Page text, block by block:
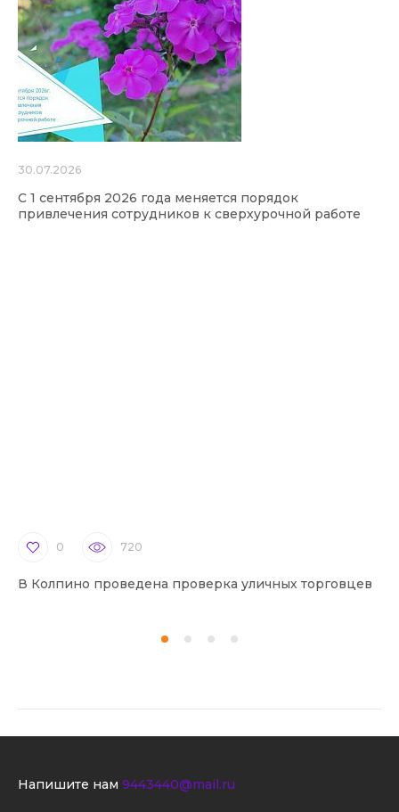
30.07.2026
С 1 сентября 2026 года меняется порядок
привлечения сотрудников к сверхурочной работе
0 720
В Колпино проведена проверка уличных торговцев
Напишите нам 9443440@mail.ru